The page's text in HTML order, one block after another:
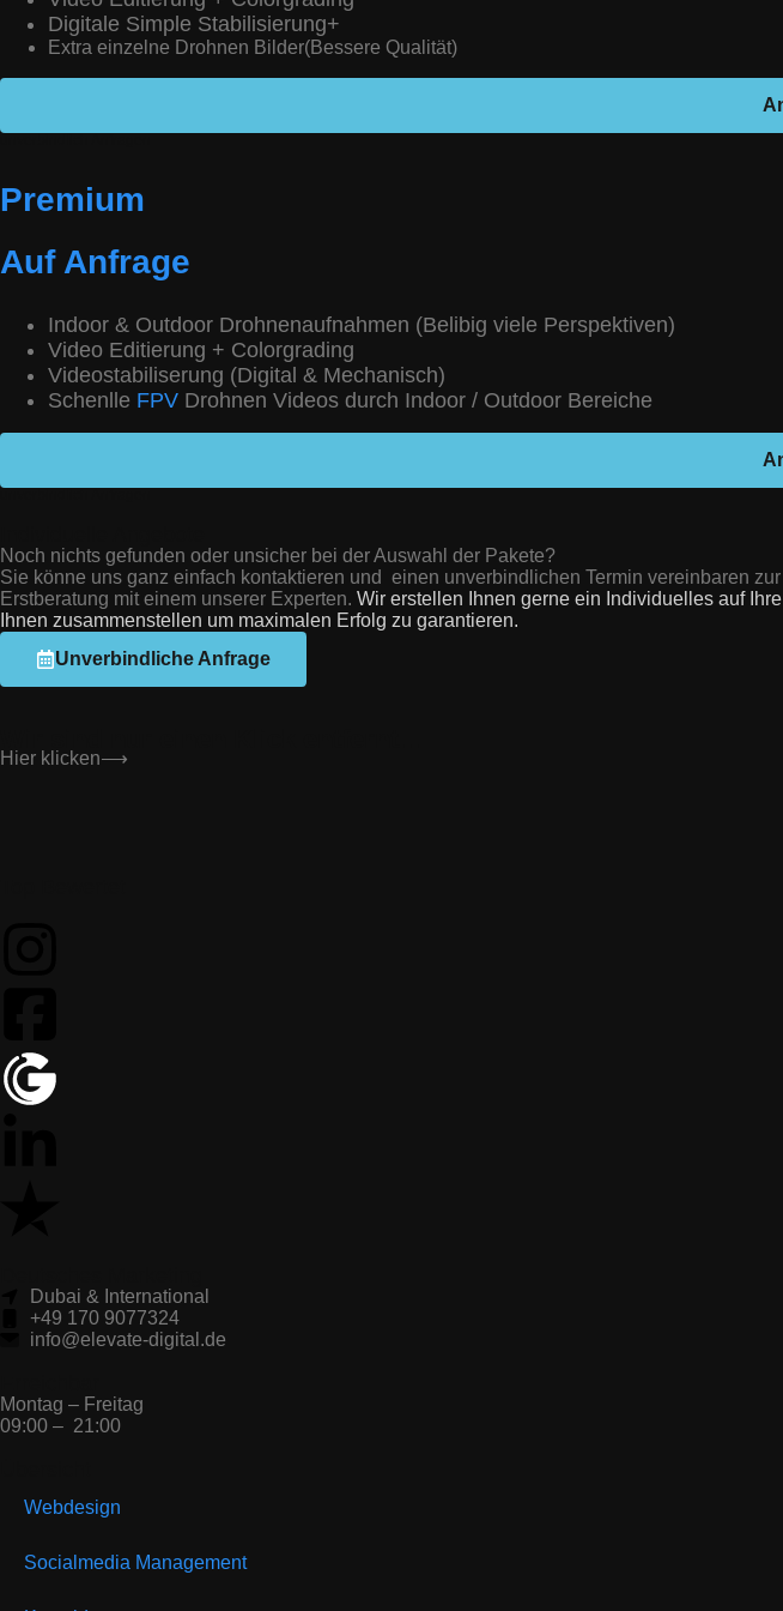
Digitale Simple Stabilisierung+
Extra einzelne Drohnen Bilder(Bessere Qualität)
Premium
Auf Anfrage
Indoor & Outdoor Drohnenaufnahmen (Belibig viele Perspektiven)
Video Editierung + Colorgrading
Videostabiliserung (Digital & Mechanisch)
Schenlle FPV Drohnen Videos durch Indoor / Outdoor Bereiche
Noch nichts gefunden oder unsicher bei der Auswahl der Pakete?
Sie könne uns ganz einfach kontaktieren und einen unverbindlichen Termin vereinbaren
Erstberatung mit einem unserer Experten. Wir erstellen Ihnen gerne ein Individuelles auf Ihre
Ihnen zusammenstellen um maximalen Erfolg zu garantieren.
Unverbindliche Anfrage
Hier klicken⟶
Dubai & International
+49 170 9077324
info@elevate-digital.de
Montag – Freitag
09:00 – 21:00
Webdesign
Socialmedia Management